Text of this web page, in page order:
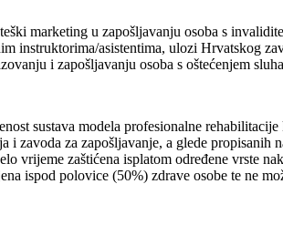
marketing u zapošljavanju osoba s
instruktorima/asistentima, ulozi Hrvatskog
i zapošljavanju osoba s oštećenjem
sustava modela profesionalne
zavoda za zapošljavanje, a glede propisanih
vrijeme zaštićena isplatom određene vrste
ispod polovice (50%) zdrave osobe te ne